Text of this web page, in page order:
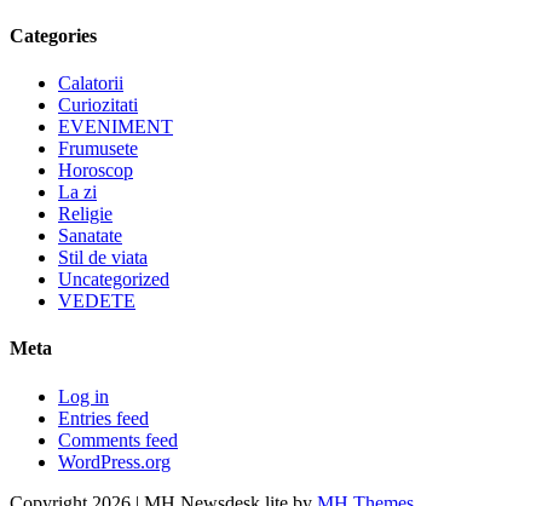
Categories
Calatorii
Curiozitati
EVENIMENT
Frumusete
Horoscop
La zi
Religie
Sanatate
Stil de viata
Uncategorized
VEDETE
Meta
Log in
Entries feed
Comments feed
WordPress.org